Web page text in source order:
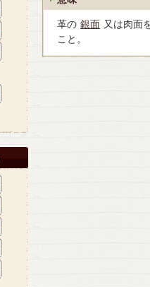
革の 銀面 又は肉面
こと。